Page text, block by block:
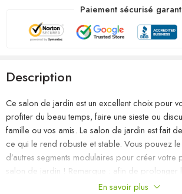
Paiement sécurisé
Description
Ce salon de jardin est un excellent choix pour
profiter du beau temps, faire une sieste ou
famille ou vos amis. Le salon de jardin est fait
ce qui le rend robuste et stable. Vous pouvez
d’autres segments modulaires pour créer
salon de jardin ! Remarque : afin de prolonger
meubles d’extérieur, nous vous recommandons
En savoir plus